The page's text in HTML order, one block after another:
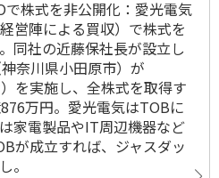
株式を非公開化：愛光電気
営陣による買収）で株式を
同社の近藤保社長が設立し
奈川県小田原市）が
を実施し、全株式を取得す
万円。愛光電気はTOBに
家電製品やIT周辺機器など
が成立すれば、ジャスダッ
。